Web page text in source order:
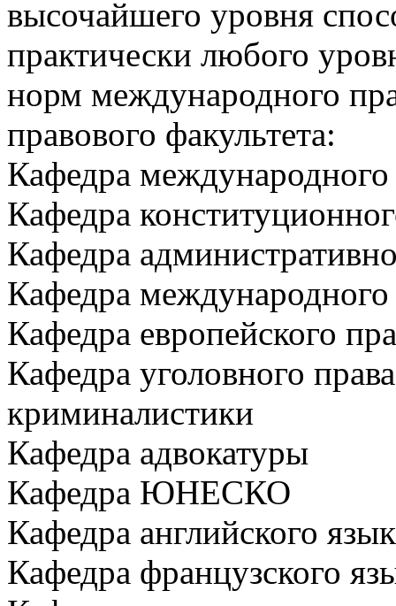
высочайшего уровня
практически любого
норм международного
правового факультета:
Кафедра международного
Кафедра
Кафедра
Кафедра международного
Кафедра европейского
Кафедра уголовного
криминалистики
Кафедра адвокатуры
Кафедра ЮНЕСКО
Кафедра английского
Кафедра французского